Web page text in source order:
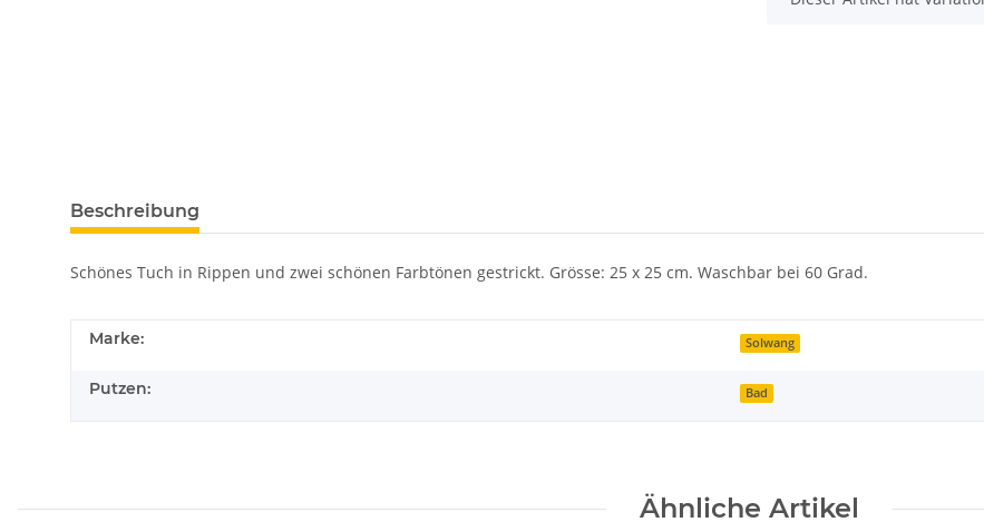
Beschreibung
Schönes Tuch in Rippen und zwei schönen Farbtönen gestrickt. Grösse: 25 x 25 cm. Waschbar bei 60 Grad.
Marke: Solwang
Putzen: Bad
Ähnliche Artikel